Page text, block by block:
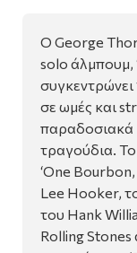
Ο George
solo άλμπουμ,
σε ωμές και
παραδοσιακά
τραγούδια.
‘One
Lee Hooker,
του Hank
Rolling